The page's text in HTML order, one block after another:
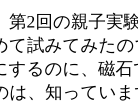
第2回の親子実
て試みてみた
するのに、磁
は、知ってい